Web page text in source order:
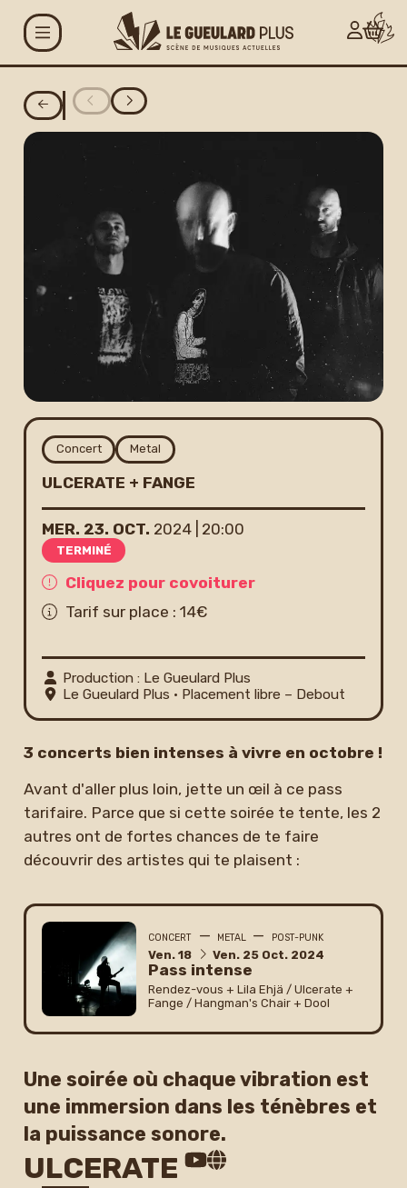
Aller au contenu principal
Concert Metal
ULCERATE + FANGE
MER. 23. OCT. 2024 20:00
TERMINÉ
Cliquez pour covoiturer
Tarif sur place : 14€
Production : Le Gueulard Plus
Le Gueulard Plus • Placement libre – Debout
3 concerts bien intenses à vivre en octobre !
Avant d'aller plus loin, jette un œil à ce pass
tarifaire. Parce que si cette soirée te tente, les 2
autres ont de fortes chances de te faire
découvrir des artistes qui te plaisent :
CONCERT — METAL — POST-PUNK
du
vendredi
Ven. 18 au
vendredi
Ven. 25 octobre
Oct. 2024
Pass intense
Rendez-vous + Lila Ehjä / Ulcerate +
Fange / Hangman's Chair + Dool
Une soirée où chaque vibration est
une immersion dans les ténèbres et
la puissance sonore.
ULCERATE
Agenda
Projets
Le Gueulard Plus
Accueil et infos
pratiques
Actualités
Espace artistes
Carte G+ et Studio+
Newsletter